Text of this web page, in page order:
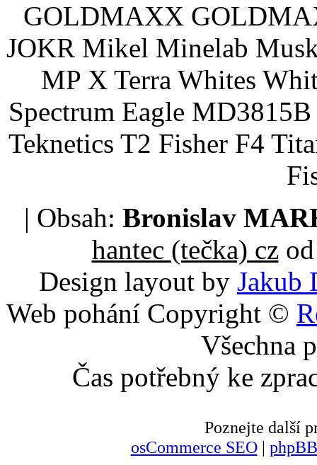
GOLDMAXX
JOKR Mikel Minelab
MP X Terra Whites
Spectrum Eagle
Teknetics T2 Fisher F4
| Obsah: Bronislav
hantec (tečka) czod
Design layout by Jakub
Web pohání Copyright ©
Všechna
Čas potřebný ke
Poznejte další
osCommerce SEO|